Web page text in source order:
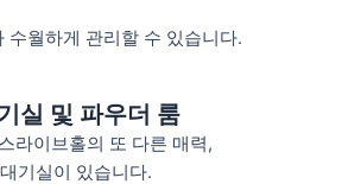
수월하게 관리할 수 있습니다.
실 및 파우더 룸
라이브홀의 또 다른 매력,
대기실이 있습니다.